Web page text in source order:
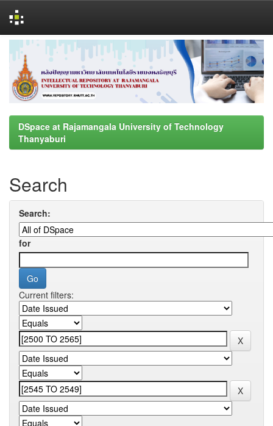
navigation
DSpace at Rajamangala University of Technology
Thanyaburi
Search
Search:
for
Current filters: